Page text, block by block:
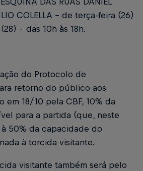
COLELLA - de terça-feira (26)
- das 10h às 18h.
do Protocolo de
retorno do público aos
em 18/10 pela CBF, 10% da
para a partida (que, neste
50% da capacidade do
à torcida visitante.
visitante também será pelo